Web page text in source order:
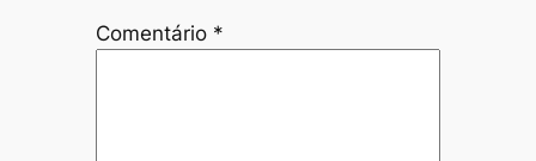
Comentário *